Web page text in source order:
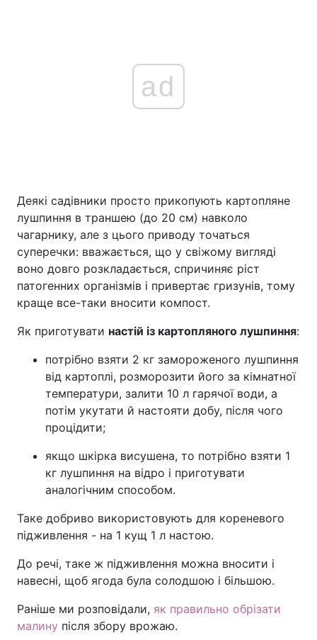
ad
Деякі садівники просто прикопують картопляне
лушпиння в траншею (до 20 см) навколо
чагарнику, але з цього приводу точаться
суперечки: вважається, що у свіжому вигляді
воно довго розкладається, спричиняє ріст
патогенних організмів і привертає гризунів, тому
краще все-таки вносити компост.
Як приготувати настій із картопляного лушпиння:
потрібно взяти 2 кг замороженого лушпиння
від картоплі, розморозити його за кімнатної
температури, залити 10 л гарячої води, а
потім укутати й настояти добу, після чого
процідити;
якщо шкірка висушена, то потрібно взяти 1
кг лушпиння на відро і приготувати
аналогічним способом.
Таке добриво використовують для кореневого
підживлення - на 1 кущ 1 л настою.
До речі, таке ж підживлення можна вносити і
навесні, щоб ягода була солодшою і більшою.
Раніше ми розповідали, як правильно обрізати
малину після збору врожаю.